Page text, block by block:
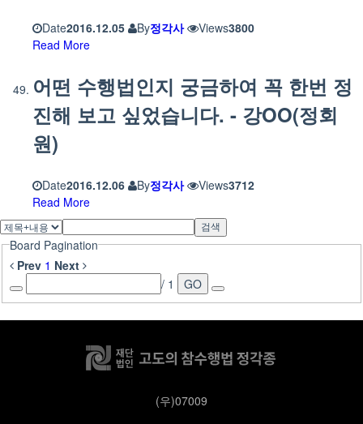
Date2016.12.05 By정각사 Views3800
Read More
어떤 수행법인지 궁금하여 꼭 한번 정
진해 보고 싶었습니다. - 강OO(정회
원)
Date2016.12.06 By정각사 Views3712
Read More
검색
Board Pagination
Prev 1 Next
/ 1
GO
(우)07009